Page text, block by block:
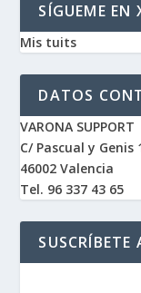
SÍGUEME EN
Mis tuits
DATOS
VARONA SUPPORT
C/ Pascual y Genis
46002 Valencia
Tel. 96 337 43 65
SUSCRÍBETE